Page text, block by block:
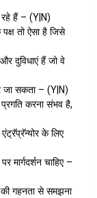
रहे हैं – (Y|N)
तो ऐसा है जिसे
दुविधाएं हैं जो वे
जा सकता – (Y|N)
करना संभव है,
के लिए
मार्गदर्शन चाहिए –
की गहनता से समझना